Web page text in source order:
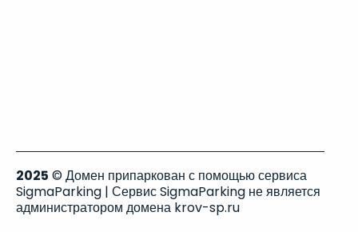
2025 © Домен припаркован с помощью сервиса
SigmaParking | Сервис SigmaParking не является
администратором домена krov-sp.ru